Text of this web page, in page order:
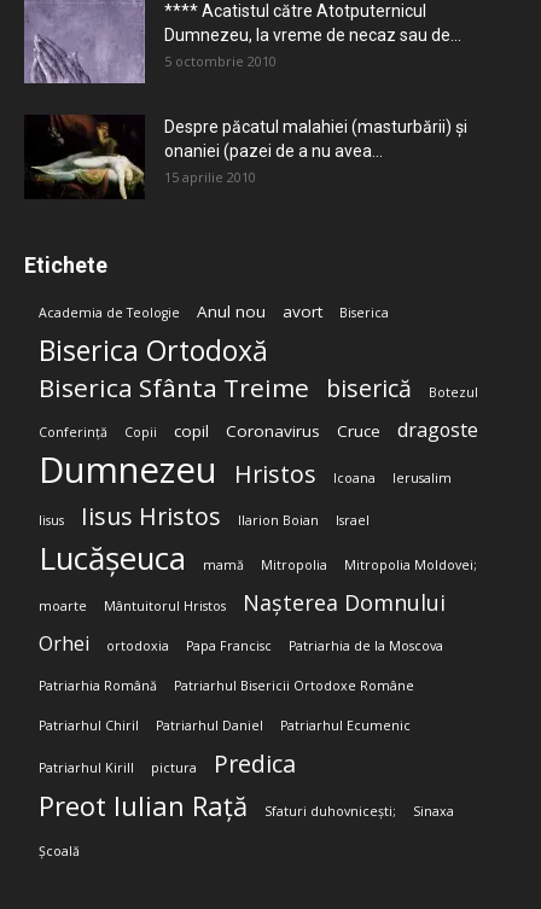
**** Acatistul către Atotputernicul
Dumnezeu, la vreme de necaz sau de...
5 octombrie 2010
Despre păcatul malahiei (masturbării) şi
onaniei (pazei de a nu avea...
15 aprilie 2010
Etichete
Academia de Teologie Anul nou avort Biserica
Biserica Ortodoxă
Biserica Sfânta Treime biserică Botezul
Conferință Copii copil Coronavirus Cruce dragoste
Dumnezeu Hristos Icoana Ierusalim
Iisus Iisus Hristos Ilarion Boian Israel
Lucășeuca mamă Mitropolia Mitropolia Moldovei;
moarte Mântuitorul Hristos Nașterea Domnului
Orhei ortodoxia Papa Francisc Patriarhia de la Moscova
Patriarhia Română Patriarhul Bisericii Ortodoxe Române
Patriarhul Chiril Patriarhul Daniel Patriarhul Ecumenic
Patriarhul Kirill pictura Predica
Preot Iulian Rață Sfaturi duhovnicești; Sinaxa
Școală